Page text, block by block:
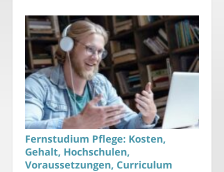
Fernstudium Pflege: Kosten,
Gehalt, Hochschulen,
Voraussetzungen, Curriculum